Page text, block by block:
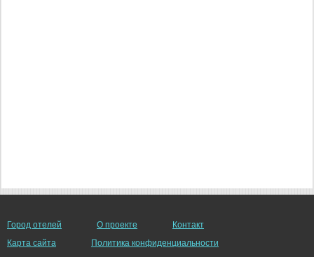
Город отелей О проекте
Контакт
Карта сайта
Политика конфиденциальности